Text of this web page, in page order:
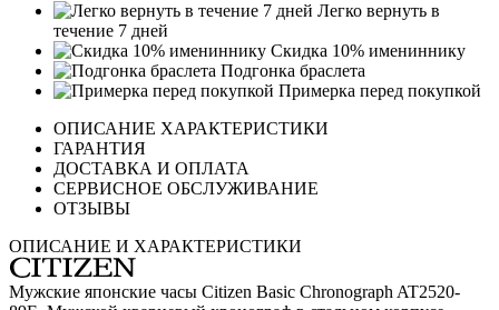
Легко вернуть в
течение 7 дней
Скидка 10% имениннику
Подгонка браслета
Примерка перед покупкой
ОПИСАНИЕ ХАРАКТЕРИСТИКИ
ГАРАНТИЯ
ДОСТАВКА И ОПЛАТА
СЕРВИСНОЕ ОБСЛУЖИВАНИЕ
ОТЗЫВЫ
ОПИСАНИЕ И ХАРАКТЕРИСТИКИ
Мужские японские часы Citizen Basic Chronograph AT2520-